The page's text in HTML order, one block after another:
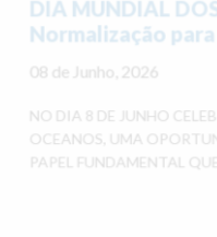
DIA MUNDIAL
Normalização
08 de Junho, 2026
NO DIA 8 DE JUNHO
OCEANOS, UMA
PAPEL FUNDAMENTAL QUE